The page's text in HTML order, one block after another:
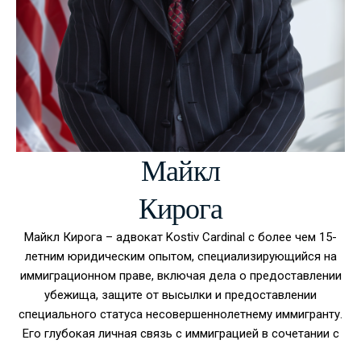
Майкл
Кирога
Майкл Кирога – адвокат Kostiv Cardinal с более чем 15-
летним юридическим опытом, специализирующийся на
иммиграционном праве, включая дела о предоставлении
убежища, защите от высылки и предоставлении
специального статуса несовершеннолетнему иммигранту.
Его глубокая личная связь с иммиграцией в сочетании с